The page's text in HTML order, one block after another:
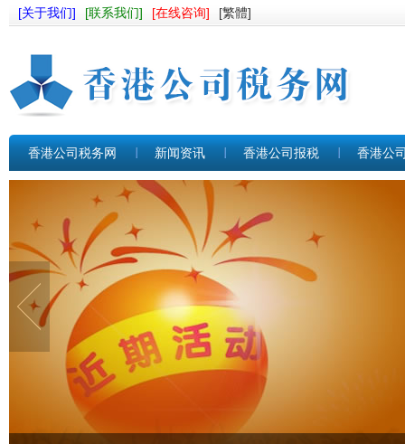
[关于我们] [联系我们] [在线咨询] [繁體]
香港公司税务网 新闻资讯 香港公司报税 香港公